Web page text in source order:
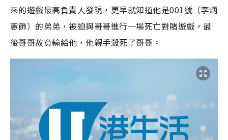
來的遊戲最高負責人發現，更早就知道他是001號（李炳
憲飾）的弟弟，被迫與哥哥進行一場死亡對賭遊戲，最
後哥哥故意輸給他，他親手殺死了哥哥。